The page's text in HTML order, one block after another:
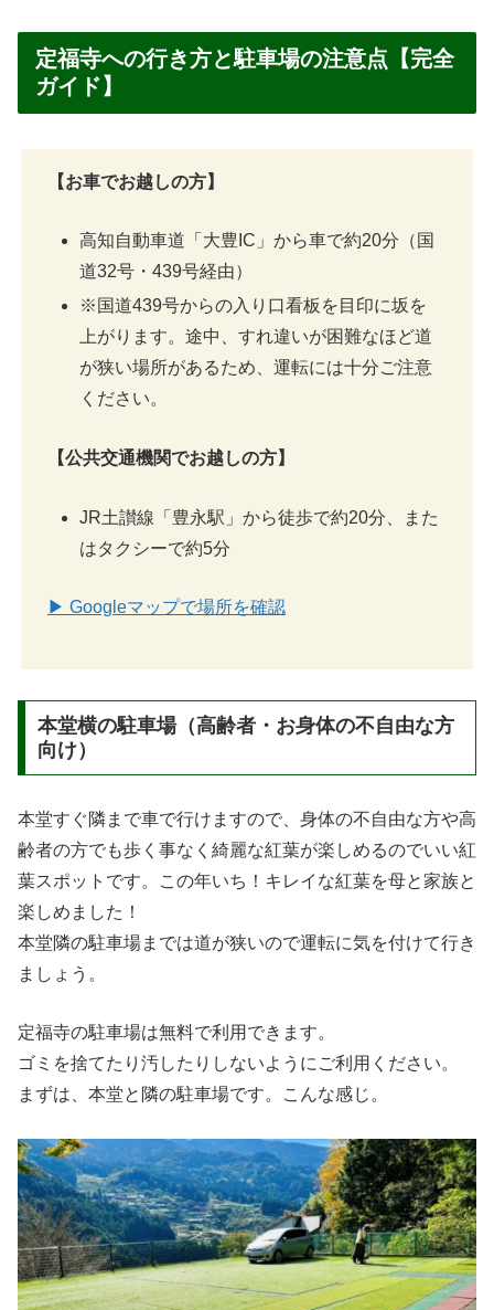
定福寺への行き方と駐車場の注意点【完全
ガイド】
【お車でお越しの方】
高知自動車道「大豊IC」から車で約20分（国
道32号・439号経由）
※国道439号からの入り口看板を目印に坂を
上がります。途中、すれ違いが困難なほど道
が狭い場所があるため、運転には十分ご注意
ください。
【公共交通機関でお越しの方】
JR土讃線「豊永駅」から徒歩で約20分、また
はタクシーで約5分
▶ Googleマップで場所を確認
本堂横の駐車場（高齢者・お身体の不自由な方
向け）
本堂すぐ隣まで車で行けますので、身体の不自由な方や高
齢者の方でも歩く事なく綺麗な紅葉が楽しめるのでいい紅
葉スポットです。この年いち！キレイな紅葉を母と家族と
楽しめました！
本堂隣の駐車場までは道が狭いので運転に気を付けて行き
ましょう。
定福寺の駐車場は無料で利用できます。
ゴミを捨てたり汚したりしないようにご利用ください。
まずは、本堂と隣の駐車場です。こんな感じ。